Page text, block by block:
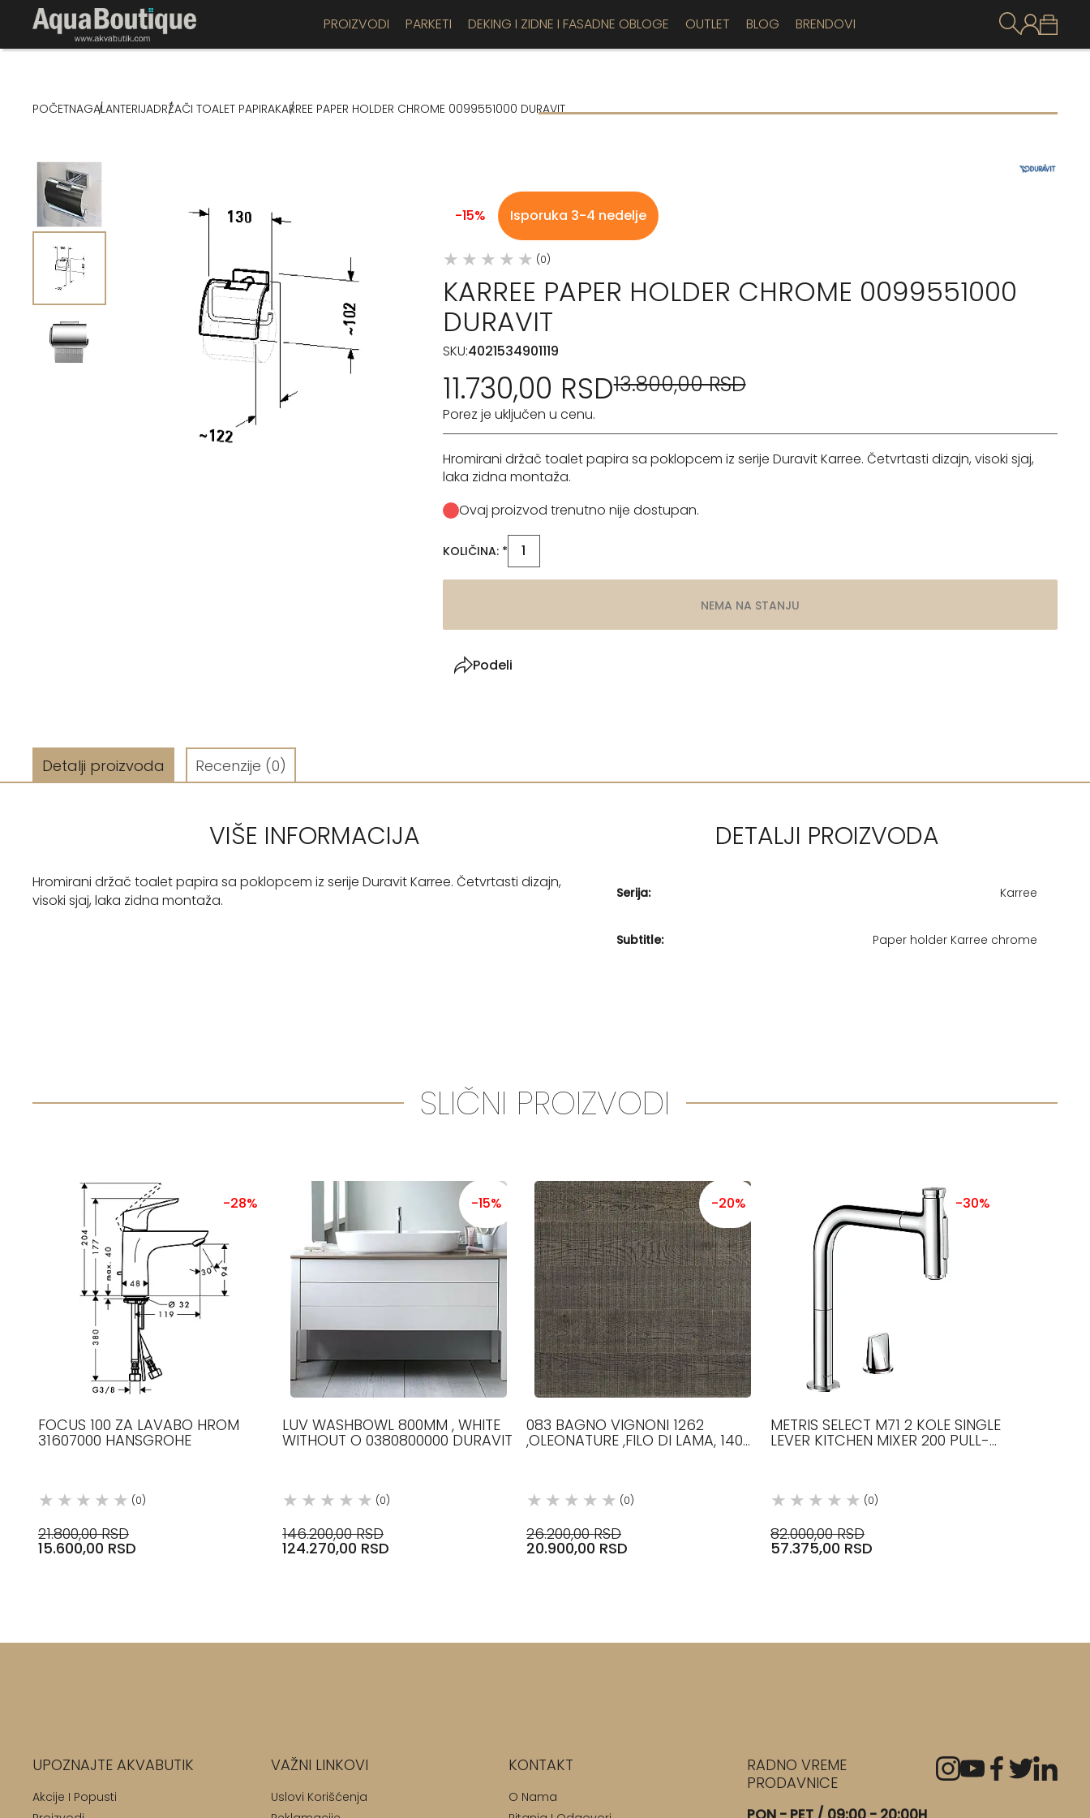
PROIZVODI PARKETI DEKING I ZIDNE I FASADNE OBLOGE OUTLET BLOG BRENDOVI
POČETNAGALANTERIJADRŽAČI TOALET PAPIRAKARREE PAPER HOLDER CHROME 0099551000 DURAVIT
-15% Isporuka 3-4 nedelje
(0)
KARREE PAPER HOLDER CHROME 0099551000
DURAVIT
SKU:4021534901119
11.730,00 RSD13.800,00 RSD
Porez je uključen u cenu.
Hromirani držač toalet papira sa poklopcem iz serije Duravit Karree. Četvrtasti dizajn, visoki sjaj,
laka zidna montaža.
Ovaj proizvod trenutno nije dostupan.
KOLIČINA: *
NEMA NA STANJU
Podeli
Detalji proizvoda Recenzije (0)
VIŠE INFORMACIJA
Hromirani držač toalet papira sa poklopcem iz serije Duravit Karree. Četvrtasti dizajn,
visoki sjaj, laka zidna montaža.
DETALJI PROIZVODA
Serija: Karree
Subtitle: Paper holder Karree chrome
SLIČNI PROIZVODI
-28%
FOCUS 100 ZA LAVABO HROM
31607000 HANSGROHE
(0)
21.800,00 RSD
15.600,00 RSD
-15%
LUV WASHBOWL 800MM , WHITE
WITHOUT O 0380800000 DURAVIT
(0)
146.200,00 RSD
124.270,00 RSD
-20%
083 BAGNO VIGNONI 1262
,OLEONATURE ,FILO DI LAMA, 140
(0)
26.200,00 RSD
20.900,00 RSD
-30%
METRIS SELECT M71 2 KOLE SINGLE
LEVER KITCHEN MIXER 200 PULL-
(0)
82.000,00 RSD
57.375,00 RSD
UPOZNAJTE AKVABUTIK
Akcije I Popusti
VAŽNI LINKOVI
Uslovi Korišćenja
KONTAKT
O Nama
RADNO VREME
PRODAVNICE